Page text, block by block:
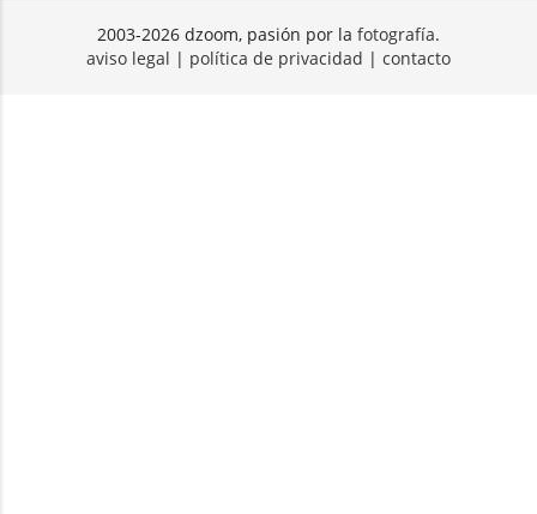
2003-2026 dzoom, pasión por la fotografía.
aviso legal | política de privacidad | contacto